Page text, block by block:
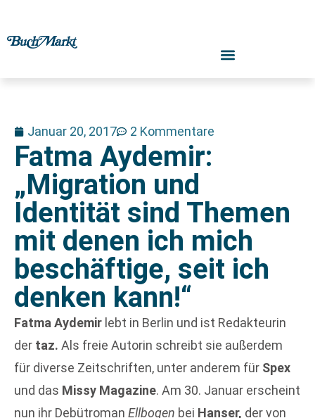
Januar 20, 2017 2 Kommentare
Fatma Aydemir:
„Migration und
Identität sind Themen
mit denen ich mich
beschäftige, seit ich
denken kann!“
Fatma Aydemir lebt in Berlin und ist Redakteurin
der taz. Als freie Autorin schreibt sie außerdem
für diverse Zeitschriften, unter anderem für Spex
und das Missy Magazine. Am 30. Januar erscheint
nun ihr Debütroman Ellbogen bei Hanser, der von